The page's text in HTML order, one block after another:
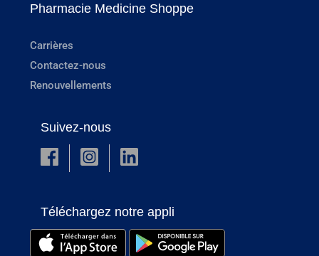
Pharmacie Medicine Shoppe
Carrières
Contactez-nous
Renouvellements
Suivez-nous
Téléchargez notre appli